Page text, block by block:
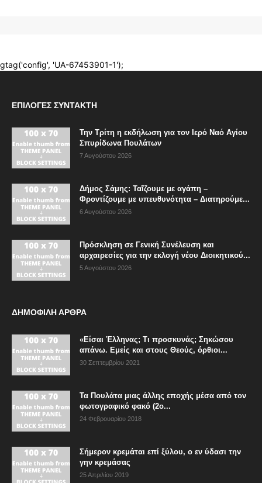
ΕΠΙΛΟΓΈΣ ΣΥΝΤΆΚΤΗ
Την Τρίτη η εκδήλωση για τον Ιερό Ναό Αγίου
Σπυρίδωνα Πουλάτων
7 Αυγούστου 2026
Δήμος Σάμης: Ταΐζουμε με αγάπη –
Φροντίζουμε με υπευθυνότητα – Διατηρούμε...
6 Αυγούστου 2026
Πρόσκληση σε Γενική Συνέλευση και
αρχαιρεσίες για την εκλογή νέου Διοικητικού...
5 Αυγούστου 2026
ΔΗΜΟΦΙΛΗ ΑΡΘΡΑ
«Είσαι Έλληνας; Τι προσκυνάς; Σηκώσου
απάνω. Εμείς και στους Θεούς, όρθιοι...
30 Σεπτεμβρίου 2021
Τα Πουλάτα μιας άλλης εποχής μέσα από τον
φωτογραφικό φακό (2ο...
24 Φεβρουαρίου 2018
Σήμερον κρεμάται επί ξύλου, ο εν ύδασι την
γην κρεμάσας
25 Απριλίου 2019